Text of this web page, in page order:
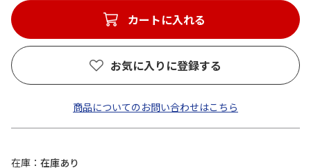
カートに入れる
お気に入りに登録する
商品についてのお問い合わせはこちら
在庫 在庫あり